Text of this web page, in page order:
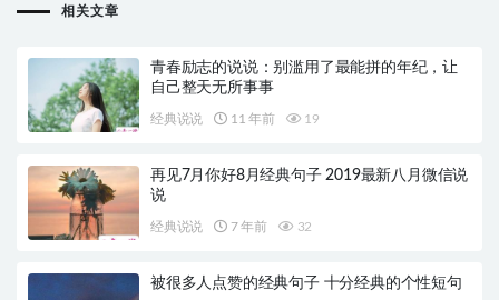
相关文章
青春励志的说说：别滥用了最能拼的年纪，让
自己整天无所事事
经典说说 11 年前 19
再见7月你好8月经典句子 2019最新八月微信说
说
经典说说 7 年前 32
被很多人点赞的经典句子 十分经典的个性短句